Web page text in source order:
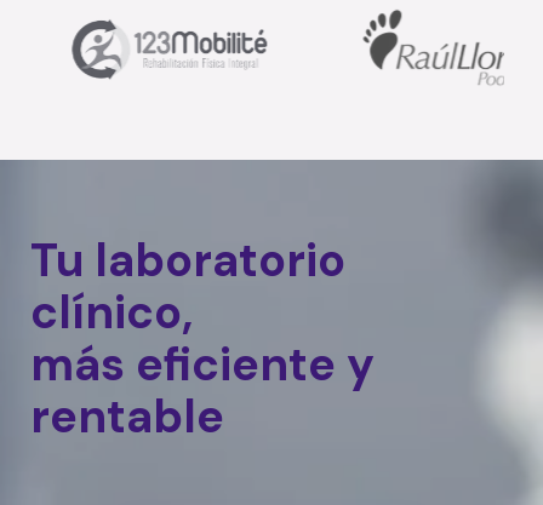
Tu laboratorio
clínico,
más eficiente y
rentable